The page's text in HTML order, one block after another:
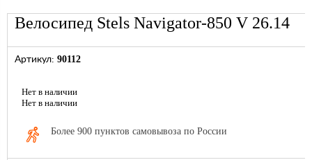
Велосипед Stels Navigator-850 V 26.14
Артикул: 90112
Нет в наличии
Нет в наличии
Более 900 пунктов самовывоза по России